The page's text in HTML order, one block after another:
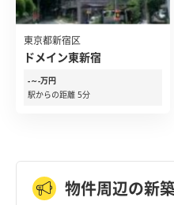
東京都新宿区
ドメイン東新宿
-～-万円
駅からの距離 5分
物件周辺の新